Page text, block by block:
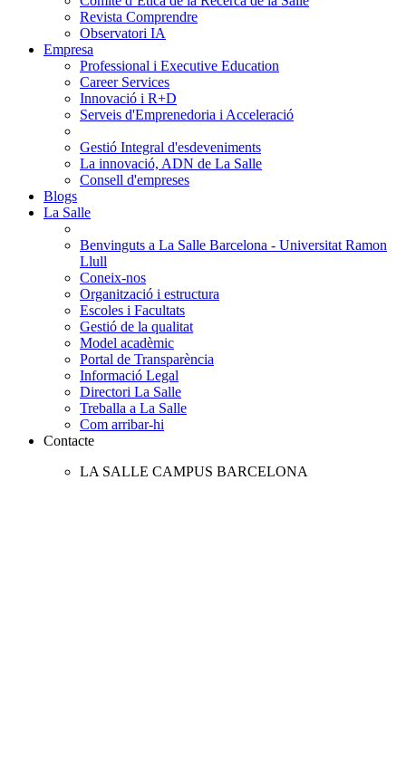
Revista Comprendre
Observatori IA
Empresa
Professional i Executive Education
Career Services
Innovació i R+D
Serveis d'Emprenedoria i Acceleració
Gestió Integral d'esdeveniments
La innovació, ADN de La Salle
Consell d'empreses
Blogs
La Salle
Benvinguts a La Salle Barcelona - Universitat Ramon
Llull
Coneix-nos
Organització i estructura
Escoles i Facultats
Gestió de la qualitat
Model acadèmic
Portal de Transparència
Informació Legal
Directori La Salle
Treballa a La Salle
Com arribar-hi
Contacte
LA SALLE CAMPUS BARCELONA